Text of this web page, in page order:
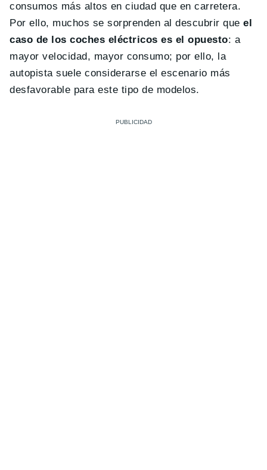
consumos más altos en ciudad que en carretera.
Por ello, muchos se sorprenden al descubrir que el
caso de los coches eléctricos es el opuesto: a
mayor velocidad, mayor consumo; por ello, la
autopista suele considerarse el escenario más
desfavorable para este tipo de modelos.